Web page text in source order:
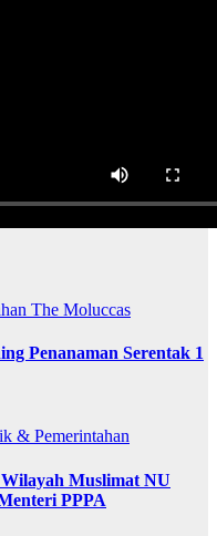
The Moluccas
Penanaman Serentak 1
& Pemerintahan
Muslimat NU
PPPA